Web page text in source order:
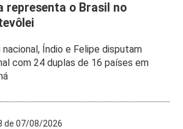
representa o Brasil no
nacional, Índio e Felipe disputam
com 24 duplas de 16 países em
de 07/08/2026